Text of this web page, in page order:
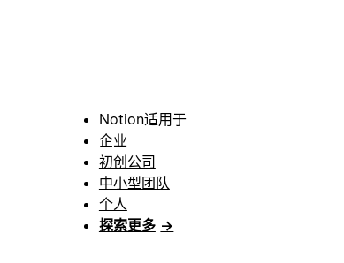
Notion适用于
企业
初创公司
中小型团队
个人
探索更多 →